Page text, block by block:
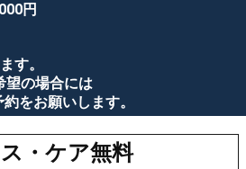
円
す。
望の場合には
をお願いします。
・ケア無料